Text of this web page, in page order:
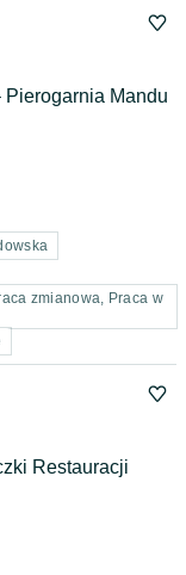
Pierogarnia Mandu
zmianowa, Praca w
Restauracji